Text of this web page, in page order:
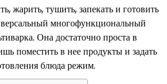
жарить, тушить, запекать и готовить
многофункциональный
Она достаточно проста в
поместить в нее продукты и задать
блюда режим.